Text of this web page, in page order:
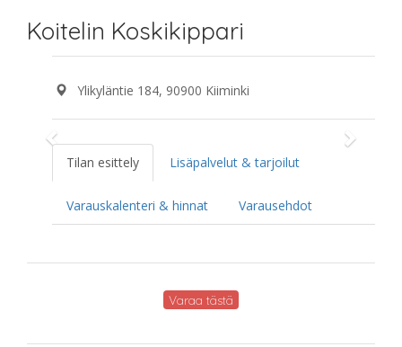
Koitelin Koskikippari
Ylikyläntie 184, 90900 Kiiminki
Previous Next
Tilan esittely Lisäpalvelut & tarjoilut
Varauskalenteri & hinnat Varausehdot
Varaa tästä